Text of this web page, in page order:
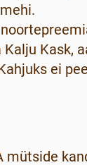
Kask,
ei
mütside